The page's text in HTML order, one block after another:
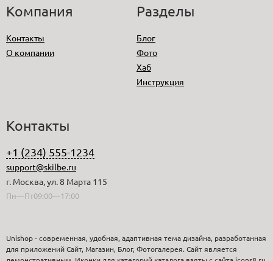
Компания
Контакты
О компании
Разделы
Блог
Фото
Хаб
Инструкция
Контакты
+1 (234) 555-1234
support@skilbe.ru
г. Москва, ул. 8 Марта 115
Пн—Пт09:00—17:00
Unishop - современная, удобная, адаптивная тема дизайна, разработанная
для приложений Сайт, Магазин, Блог, Фотогалерея. Сайт является